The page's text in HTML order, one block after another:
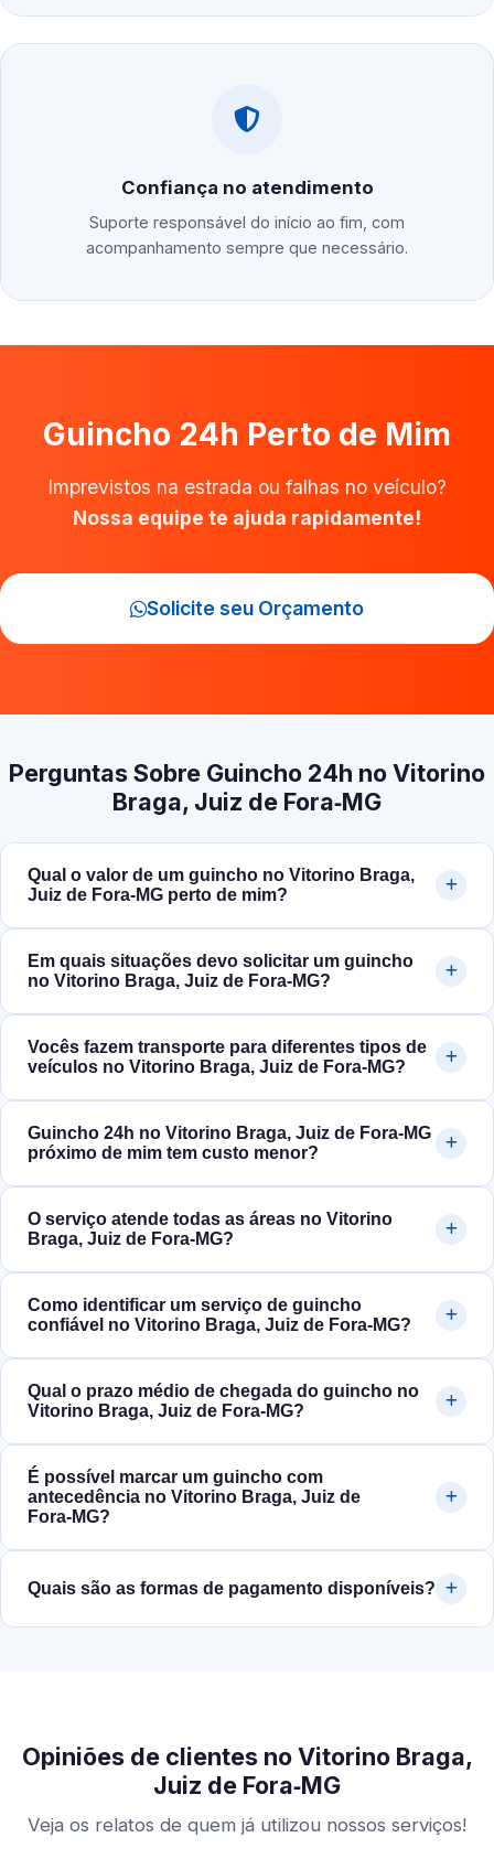
Confiança no atendimento
Suporte responsável do início ao fim, com
acompanhamento sempre que necessário.
Guincho 24h Perto de Mim
Imprevistos na estrada ou falhas no veículo?
Nossa equipe te ajuda rapidamente!
Solicite seu Orçamento
Perguntas Sobre Guincho 24h no Vitorino
Braga, Juiz de Fora‑MG
Qual o valor de um guincho no Vitorino Braga,
Juiz de Fora‑MG perto de mim?
Em quais situações devo solicitar um guincho
no Vitorino Braga, Juiz de Fora‑MG?
Vocês fazem transporte para diferentes tipos de
veículos no Vitorino Braga, Juiz de Fora‑MG?
Guincho 24h no Vitorino Braga, Juiz de Fora‑MG
próximo de mim tem custo menor?
O serviço atende todas as áreas no Vitorino
Braga, Juiz de Fora‑MG?
Como identificar um serviço de guincho
confiável no Vitorino Braga, Juiz de Fora‑MG?
Qual o prazo médio de chegada do guincho no
Vitorino Braga, Juiz de Fora‑MG?
É possível marcar um guincho com
antecedência no Vitorino Braga, Juiz de
Fora‑MG?
Quais são as formas de pagamento disponíveis?
Opiniões de clientes no Vitorino Braga,
Juiz de Fora‑MG
Veja os relatos de quem já utilizou nossos serviços!